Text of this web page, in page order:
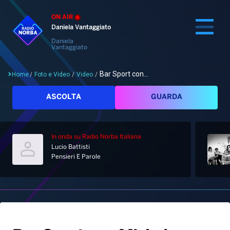
ON AIR
Daniela Vantaggiato
Daniela
Vantaggiato
Cerca
Home
Palinsesto
Notizie
Home/ Foto e Video / Video / Bar Sport con...
ASCOLTA GUARDA
In onda su Radio Norba Italiana
Lucio Battisti
Pensieri E Parole